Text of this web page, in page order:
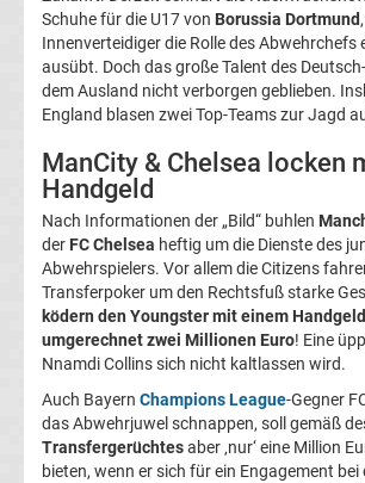
FC
Magdeburg
Transfergerüchte
1.
FC
Nürnberg
Transfergerüchte
1.
Schuhe für die U17 von Borussia Dortmund
Innenverteidiger die Rolle des Abwehrchefs
ausübt. Doch das große Talent des
dem Ausland nicht verborgen geblieben.
England blasen zwei Top-Teams zur Jagd
ManCity & Chelsea locken
Handgeld
Nach Informationen der „Bild“ buhlen
der FC Chelsea heftig um die Dienste des
Abwehrspielers. Vor allem die Citizens
Transferpoker um den Rechtsfuß starke
ködern den Youngster mit einem
umgerechnet zwei Millionen Euro! Eine
Nnamdi Collins sich nicht kaltlassen wird.
Auch Bayern Champions League-Gegner
das Abwehrjuwel schnappen, soll gemäß
Transfergerüchtesaber ‚nur‘ eine Million
bieten, wenn er sich für ein Engagement